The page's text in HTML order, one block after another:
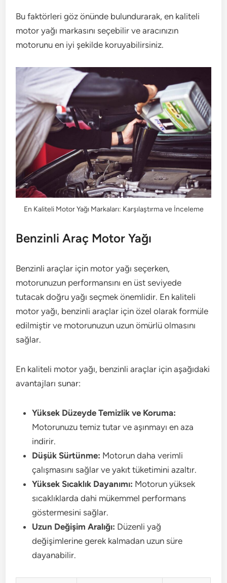
Bu faktörleri göz önünde bulundurarak, en kaliteli
motor yağı markasını seçebilir ve aracınızın
motorunu en iyi şekilde koruyabilirsiniz.
En Kaliteli Motor Yağı Markaları: Karşılaştırma ve İnceleme
Benzinli Araç Motor Yağı
Benzinli araçlar için motor yağı seçerken,
motorunuzun performansını en üst seviyede
tutacak doğru yağı seçmek önemlidir. En kaliteli
motor yağı, benzinli araçlar için özel olarak formüle
edilmiştir ve motorunuzun uzun ömürlü olmasını
sağlar.
En kaliteli motor yağı, benzinli araçlar için aşağıdaki
avantajları sunar:
Yüksek Düzeyde Temizlik ve Koruma:
Motorunuzu temiz tutar ve aşınmayı en aza
indirir.
Düşük Sürtünme: Motorun daha verimli
çalışmasını sağlar ve yakıt tüketimini azaltır.
Yüksek Sıcaklık Dayanımı: Motorun yüksek
sıcaklıklarda dahi mükemmel performans
göstermesini sağlar.
Uzun Değişim Aralığı: Düzenli yağ
değişimlerine gerek kalmadan uzun süre
dayanabilir.